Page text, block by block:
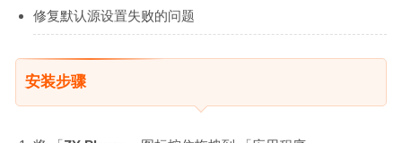
修复默认源设置失败的问题
安装步骤